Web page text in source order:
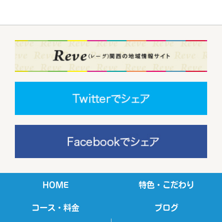
HOME 特色・こだわり
コース・料金 ブログ